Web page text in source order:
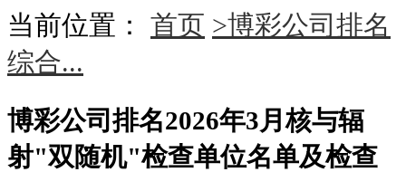
当前位置： 首页 >博彩公司排名
综合...
博彩公司排名2026年3月核与辐
射"双随机"检查单位名单及检查